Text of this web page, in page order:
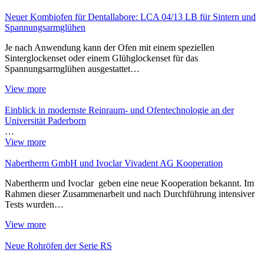
Neuer Kombiofen für Dentallabore: LCA 04/13 LB für Sintern und
Spannungsarmglühen
Je nach Anwendung kann der Ofen mit einem speziellen
Sinterglockenset oder einem Glühglockenset für das
Spannungsarmglühen ausgestattet…
View more
Einblick in modernste Reinraum- und Ofentechnologie an der
Universität Paderborn
…
View more
Nabertherm GmbH und Ivoclar Vivadent AG Kooperation
Nabertherm und Ivoclar geben eine neue Kooperation bekannt. Im
Rahmen dieser Zusammenarbeit und nach Durchführung intensiver
Tests wurden…
View more
Neue Rohröfen der Serie RS